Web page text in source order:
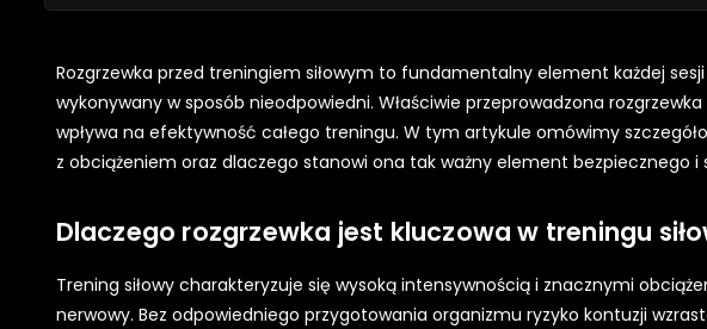
Rozgrzewka przed treningiem siłowym to fundamentalny element każdej
wykonywany w sposób nieodpowiedni. Właściwie przeprowadzona
wpływa na efektywność całego treningu. W tym artykule omówimy
z obciążeniem oraz dlaczego stanowi ona tak ważny element bezpiecznego
Dlaczego rozgrzewka jest kluczowa w treningu
Trening siłowy charakteryzuje się wysoką intensywnością i znacznymi
nerwowy. Bez odpowiedniego przygotowania organizmu ryzyko kontuzji